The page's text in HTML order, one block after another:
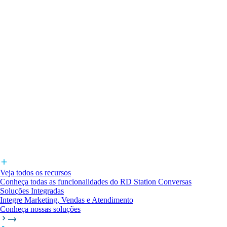
Veja todos os recursos
Conheça todas as funcionalidades do RD Station Conversas
Soluções Integradas
Integre Marketing, Vendas e Atendimento
Conheça nossas soluções